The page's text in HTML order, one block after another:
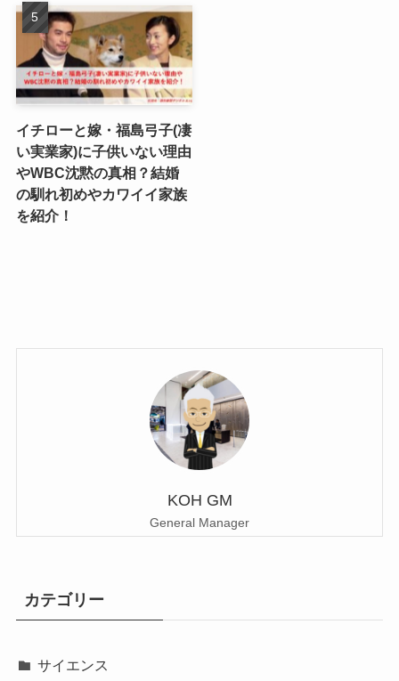
イチローと嫁・福島弓子(凄
い実業家)に子供いない理由
やWBC沈黙の真相？結婚
の馴れ初めやカワイイ家族
を紹介！
KOH GM
General Manager
カテゴリー
サイエンス